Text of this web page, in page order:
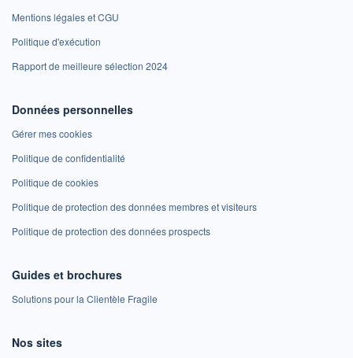
Mentions légales et CGU
Politique d'exécution
Rapport de meilleure sélection 2024
Données personnelles
Gérer mes cookies
Politique de confidentialité
Politique de cookies
Politique de protection des données membres et visiteurs
Politique de protection des données prospects
Guides et brochures
Solutions pour la Clientèle Fragile
Nos sites